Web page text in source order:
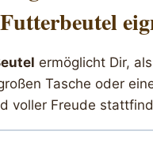
ermöglicht Dir,
Tasche oder
voller Freude